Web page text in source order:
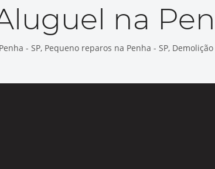
na
- SP, Pequeno reparos na Penha - SP, Demolição